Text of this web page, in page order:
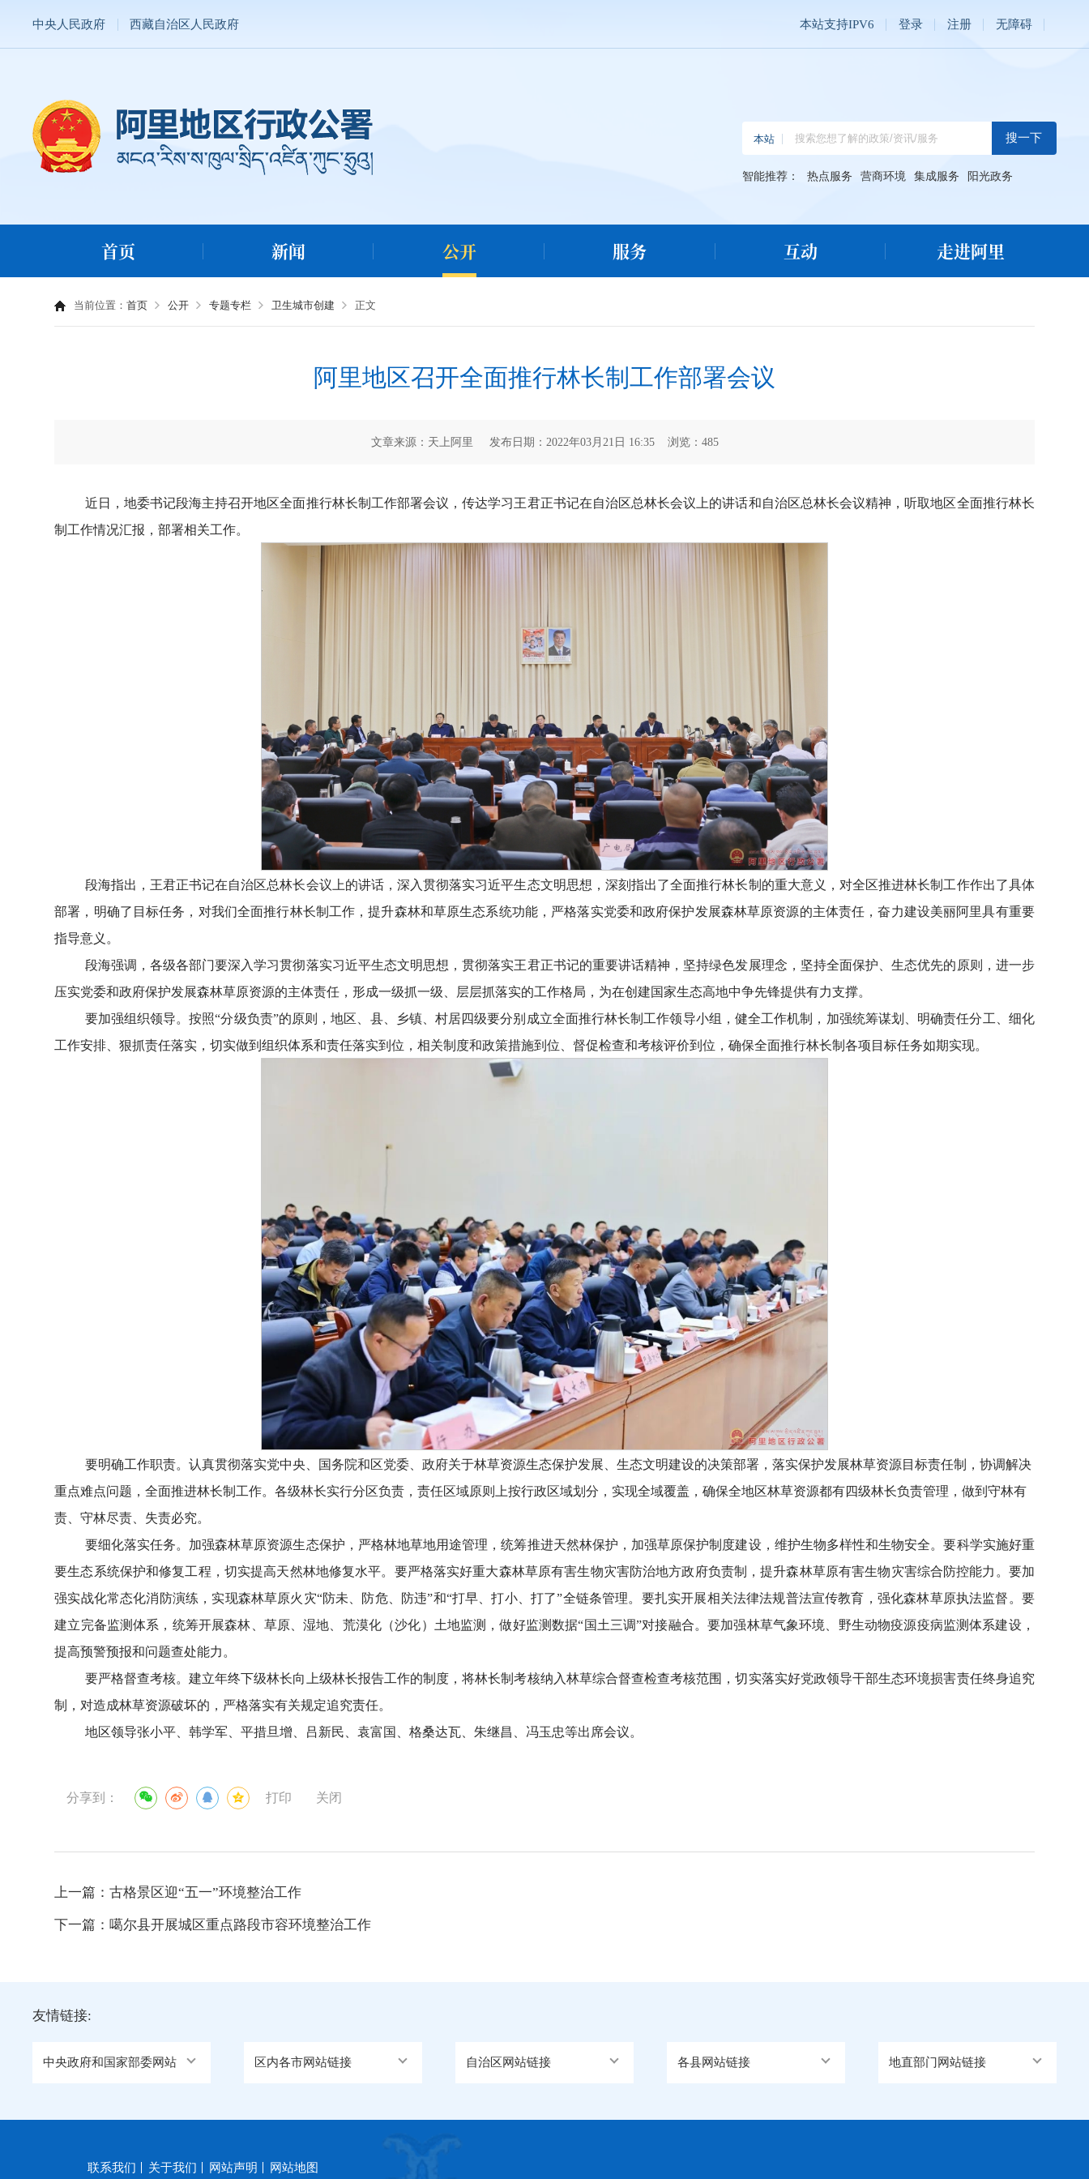
中央人民政府 西藏自治区人民政府 本站支持IPV6 登录 注册 无障碍
智能推荐： 热点服务 营商环境 集成服务 阳光政务
首页 新闻 公开 服务 互动 走进阿里
当前位置：首页 公开 专题专栏 卫生城市创建 正文
阿里地区召开全面推行林长制工作部署会议
文章来源：天上阿里 发布日期：2022年03月21日 16:35 浏览： 485
近日，地委书记段海主持召开地区全面推行林长制工作部署会议，传达学习王君正书记在自治区总林长会议上的讲话和自治区总林长会议精神，听取地区全面推行林长
制工作情况汇报，部署相关工作。
段海指出，王君正书记在自治区总林长会议上的讲话，深入贯彻落实习近平生态文明思想，深刻指出了全面推行林长制的重大意义，对全区推进林长制工作作出了具体
部署，明确了目标任务，对我们全面推行林长制工作，提升森林和草原生态系统功能，严格落实党委和政府保护发展森林草原资源的主体责任，奋力建设美丽阿里具有重要
指导意义。
段海强调，各级各部门要深入学习贯彻落实习近平生态文明思想，贯彻落实王君正书记的重要讲话精神，坚持绿色发展理念，坚持全面保护、生态优先的原则，进一步
压实党委和政府保护发展森林草原资源的主体责任，形成一级抓一级、层层抓落实的工作格局，为在创建国家生态高地中争先锋提供有力支撑。
要加强组织领导。按照“分级负责”的原则，地区、县、乡镇、村居四级要分别成立全面推行林长制工作领导小组，健全工作机制，加强统筹谋划、明确责任分工、细化
工作安排、狠抓责任落实，切实做到组织体系和责任落实到位，相关制度和政策措施到位、督促检查和考核评价到位，确保全面推行林长制各项目标任务如期实现。
要明确工作职责。认真贯彻落实党中央、国务院和区党委、政府关于林草资源生态保护发展、生态文明建设的决策部署，落实保护发展林草资源目标责任制，协调解决
重点难点问题，全面推进林长制工作。各级林长实行分区负责，责任区域原则上按行政区域划分，实现全域覆盖，确保全地区林草资源都有四级林长负责管理，做到守林有
责、守林尽责、失责必究。
要细化落实任务。加强森林草原资源生态保护，严格林地草地用途管理，统筹推进天然林保护，加强草原保护制度建设，维护生物多样性和生物安全。要科学实施好重
要生态系统保护和修复工程，切实提高天然林地修复水平。 要严格落实好重大森林草原有害生物灾害防治地方政府负责制，提升森林草原有害生物灾害综合防控能力。要加
强实战化常态化消防演练，实现森林草原火灾“防未、防危、防违”和“打早、打小、打了”全链条管理。 要扎实开展相关法律法规普法宣传教育，强化森林草原执法监督。要
建立完备监测体系，统筹开展森林、草原、湿地、荒漠化（沙化）土地监测，做好监测数据“国土三调”对接融合。要加强林草气象环境、野生动物疫源疫病监测体系建设，
提高预警预报和问题查处能力。
要严格督查考核。建立年终下级林长向上级林长报告工作的制度，将林长制考核纳入林草综合督查检查考核范围，切实落实好党政领导干部生态环境损害责任终身追究
制，对造成林草资源破坏的，严格落实有关规定追究责任。
地区领导张小平、韩学军、平措旦增、吕新民、袁富国、格桑达瓦、朱继昌、冯玉忠等出席会议。
分享到： 打印 关闭
上一篇：古格景区迎“五一”环境整治工作
下一篇：噶尔县开展城区重点路段市容环境整治工作
友情链接:
中央政府和国家部委网站 区内各市网站链接 自治区网站链接 各县网站链接 地直部门网站链接
联系我们 关于我们 网站声明 网站地图